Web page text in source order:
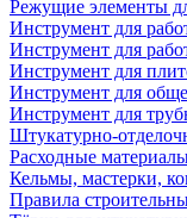
Режущие элементы
Инструмент для
Инструмент для
Инструмент для
Инструмент для
Инструмент для
Штукатурно-
Расходные
Кельмы, мастерки,
Правила